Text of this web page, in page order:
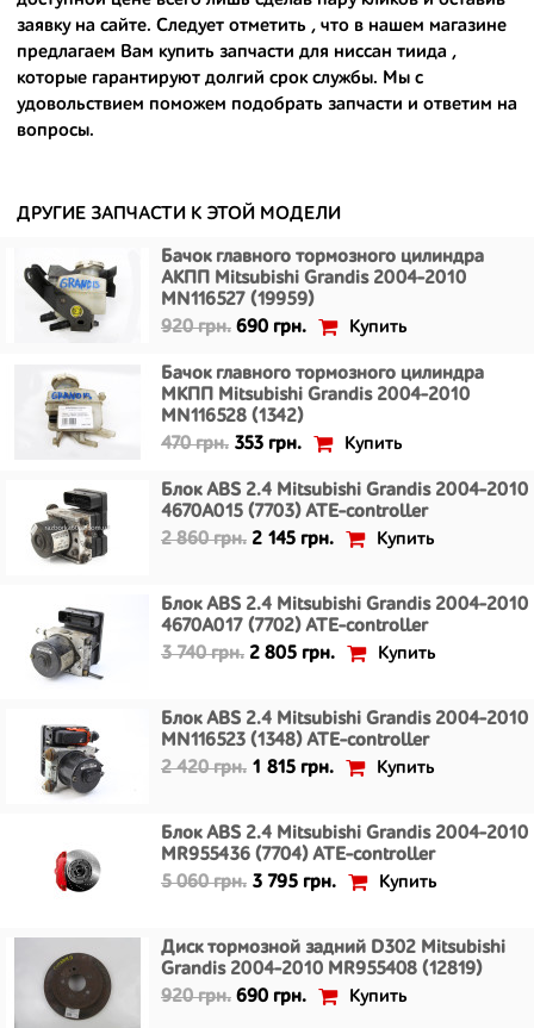
- сняты только с автомобилей, которые ездили по превосходным
европейским и японским дорогам;
- имеют большой запас прочности и невыробатанный ресурс, и
долго прослужат вам.
заявку на сайте. Следует отметить , что в нашем магазине
предлагаем Вам купить запчасти для ниссан тиида ,
которые гарантируют долгий срок службы. Мы с
удовольствием поможем подобрать запчасти и ответим на
вопросы.
ДРУГИЕ ЗАПЧАСТИ К ЭТОЙ МОДЕЛИ
Бачок главного тормозного цилиндра
АКПП Mitsubishi Grandis 2004-2010
MN116527 (19959)
920 грн. 690 грн. Купить
Бачок главного тормозного цилиндра
МКПП Mitsubishi Grandis 2004-2010
MN116528 (1342)
470 грн. 353 грн. Купить
Блок ABS 2.4 Mitsubishi Grandis 2004-2010
4670A015 (7703) ATE-controller
2 860 грн. 2 145 грн. Купить
Блок ABS 2.4 Mitsubishi Grandis 2004-2010
4670A017 (7702) ATE-controller
3 740 грн. 2 805 грн. Купить
Блок ABS 2.4 Mitsubishi Grandis 2004-2010
MN116523 (1348) ATE-controller
2 420 грн. 1 815 грн. Купить
Блок ABS 2.4 Mitsubishi Grandis 2004-2010
MR955436 (7704) ATE-controller
5 060 грн. 3 795 грн. Купить
Диск тормозной задний D302 Mitsubishi
Grandis 2004-2010 MR955408 (12819)
920 грн. 690 грн. Купить